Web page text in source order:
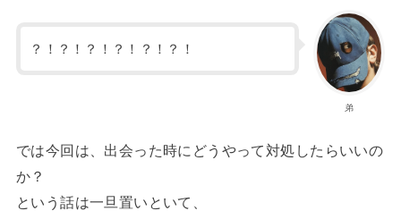
弟
？！？！？！？！？！？！
では今回は、出会った時にどうやって対処したらいいの
か？
という話は一旦置いといて、